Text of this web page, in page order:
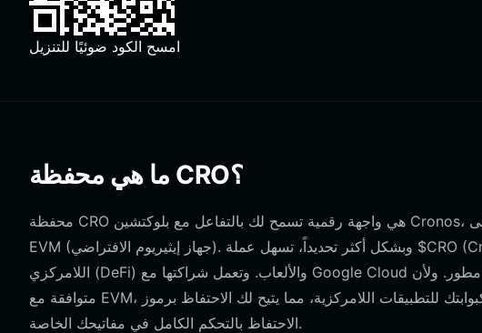
امسح الكود ضوئيًا للتنزيل
ما هي محفظة CRO؟
محفظة CRO هي واجهة رقمية تسمح لك بالتفاعل مع بلوكتشين Cronos، وهي شبكة قوية من الطبقة الأولى (Layer 1) مبنية وفق معيار
EVM (جهاز إيثيريوم الافتراضي). وبشكل أكثر تحديداً، تسهل عملة $CRO (Cronos) الحفظ الذاتي على الويب 3، مع التركيز على التمويل
اللامركزي (DeFi) والألعاب. وتعمل شراكتها مع Google Cloud على تعزيز الأمان والابتكار من خلال أكثر من 500 مطور. ولأن Cronos
متوافقة مع EVM، فإن المحفظة الموثوقة تعمل كبوابتك للتطبيقات اللامركزية، مما يتيح لك الاحتفاظ برموز CRO وإرسالها واستلامها مع
الاحتفاظ بالتحكم الكامل في مفاتيحك الخاصة.